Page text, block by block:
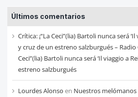
entradas
de
cada
mes
Últimos comentarios
Crítica: ¡“La Ceci”(lia) Bartoli nunca será ‘Il
y cruz de un estreno salzburgués – Radio
Ceci”(lia) Bartoli nunca será ‘Il viaggio a
estreno salzburgués
Lourdes Alonso en Nuestros melómanos